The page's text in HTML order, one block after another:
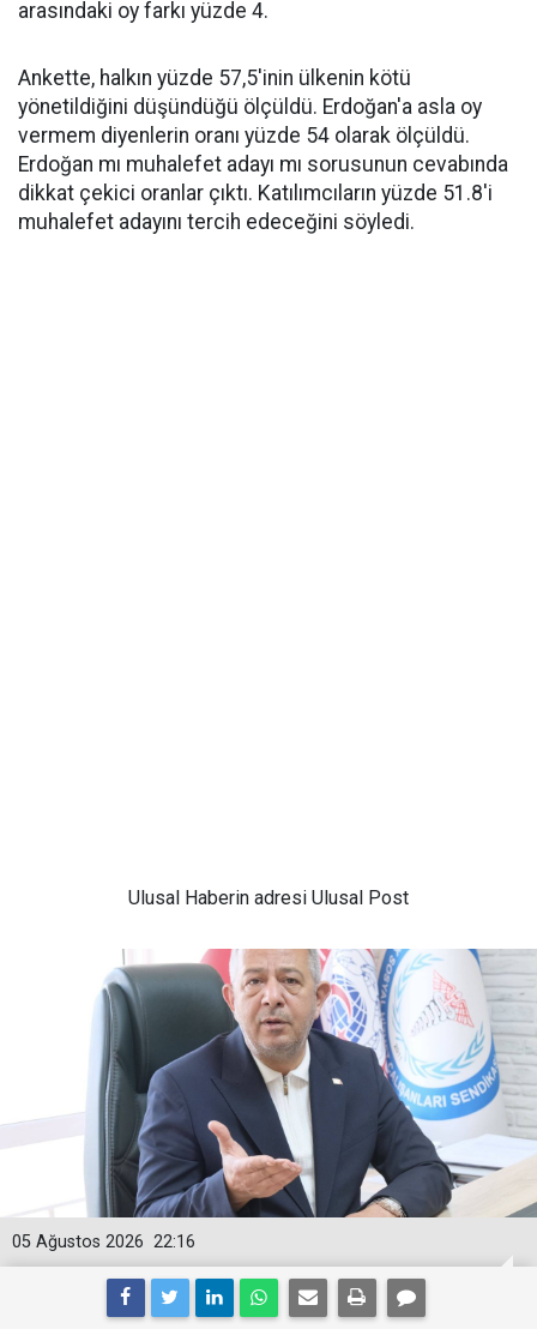
arasındaki oy farkı yüzde 4.
Ankette, halkın yüzde 57,5'inin ülkenin kötü
yönetildiğini düşündüğü ölçüldü. Erdoğan'a asla oy
vermem diyenlerin oranı yüzde 54 olarak ölçüldü.
Erdoğan mı muhalefet adayı mı sorusunun cevabında
dikkat çekici oranlar çıktı. Katılımcıların yüzde 51.8'i
muhalefet adayını tercih edeceğini söyledi.
Ulusal Haberin adresi Ulusal Post
22:16
05 Ağustos 2026